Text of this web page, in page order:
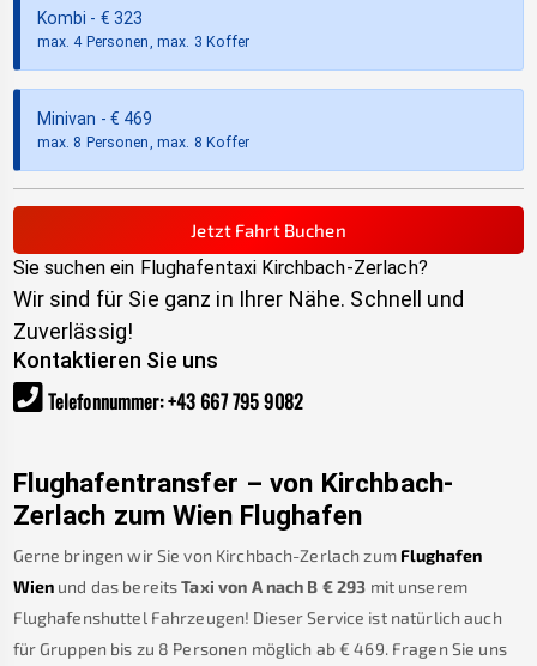
Kombi - € 323
max. 4 Personen, max. 3 Koffer
Minivan - € 469
max. 8 Personen, max. 8 Koffer
Jetzt Fahrt Buchen
Sie suchen ein Flughafentaxi Kirchbach-Zerlach?
Wir sind für Sie ganz in Ihrer Nähe. Schnell und
Zuverlässig!
Kontaktieren Sie uns
Telefonnummer:+43 667 795 9082
Flughafentransfer – von Kirchbach-
Zerlach zum Wien Flughafen
Gerne bringen wir Sie von Kirchbach-Zerlach zum Flughafen
Wien und das bereitsTaxi von A nach B €293 mit unserem
Flughafenshuttel Fahrzeugen! Dieser Service ist natürlich auch
für Gruppen bis zu 8 Personen möglich ab € 469. Fragen Sie uns